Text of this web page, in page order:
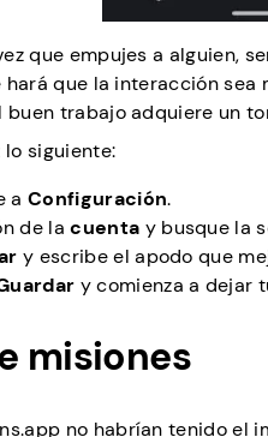
que empujes a alguien,
que la interacción sea
buen trabajo adquiere un
lo siguiente:
aConfiguración.
de lacuenta y busque la
y escribe el apodo que
y comienza a dejar
misiones
no habrían tenido el